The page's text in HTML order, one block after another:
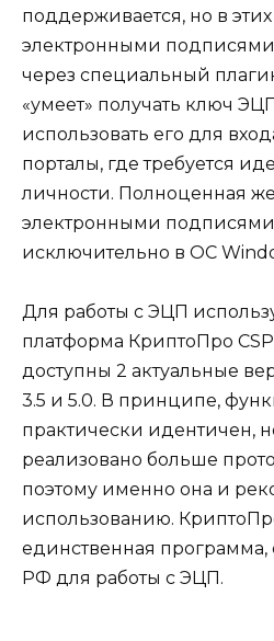
поддерживается, но в
электронными подписями
через специальный
«умеет» получать ключ
использовать его для
порталы, где требуется
личности. Полноценная же
электронными подписями
исключительно в ОС
Для работы с ЭЦП
платформа КриптоПро
доступны 2 актуальные
3.5 и 5.0. В принципе,
практически идентичен,
реализовано больше
поэтому именно она и
использованию.
единственная
РФ для работы с ЭЦП.